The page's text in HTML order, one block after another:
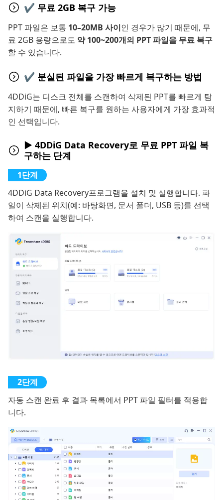
✔ 무료 2GB 복구 가능
PPT 파일은 보통 10–20MB 사이인 경우가 많기 때문에, 무
료 2GB 용량으로도 약 100~200개의 PPT 파일을 무료 복구
할 수 있습니다.
✔ 분실된 파일을 가장 빠르게 복구하는 방법
4DDiG는 디스크 전체를 스캔하여 삭제된 PPT를 빠르게 탐
지하기 때문에, 빠른 복구를 원하는 사용자에게 가장 효과적
인 선택입니다.
► 4DDiG Data Recovery로 무료 PPT 파일 복
구하는 단계
4DDiG Data Recovery프로그램을 설치 및 실행합니다. 파
일이 삭제된 위치(예: 바탕화면, 문서 폴더, USB 등)를 선택
하여 스캔을 실행합니다.
자동 스캔 완료 후 결과 목록에서 PPT 파일 필터를 적용합
니다.